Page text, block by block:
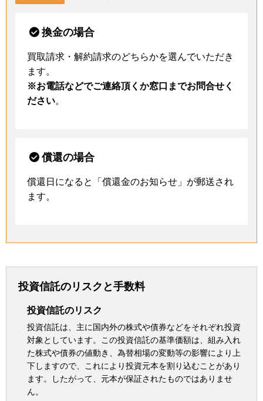
換金の場合
買取請求・解約請求のどちらかを選んでいただき
ます。
※お電話などでご連絡頂くか窓口までお問合せく
ださい。
償還の場合
償還日になると「償還金のお知らせ」が郵送され
ます。
投資信託のリスクと手数料
投資信託のリスク
投資信託は、主に国内外の株式や債券などをそれぞれ投資
対象としています。この投資信託の基準価額は、組み入れ
た株式や債券の値動き、為替相場の変動等の影響により上
下しますので、これにより投資元本を割り込むことがあり
ます。したがって、元本が保証されたものではありませ
ん。